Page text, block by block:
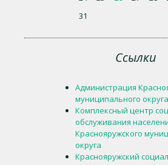
31
Ссылки
Администрация
муниципального округа
Комплексный центр
обслуживания
Краснояружского
округа
Краснояружский